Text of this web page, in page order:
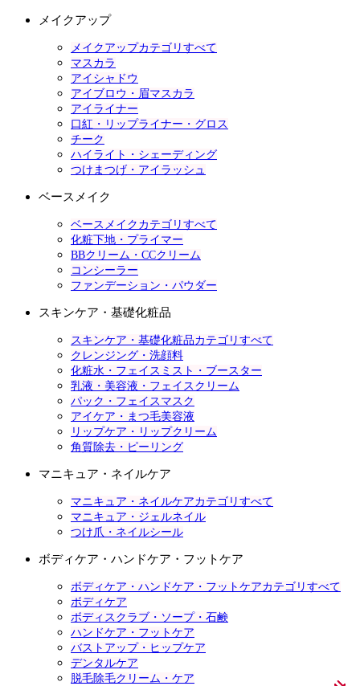
メイクアップ
メイクアップカテゴリすべて
マスカラ
アイシャドウ
アイブロウ・眉マスカラ
アイライナー
口紅・リップライナー・グロス
チーク
ハイライト・シェーディング
つけまつげ・アイラッシュ
ベースメイク
ベースメイクカテゴリすべて
化粧下地・プライマー
BBクリーム・CCクリーム
コンシーラー
ファンデーション・パウダー
スキンケア・基礎化粧品
スキンケア・基礎化粧品カテゴリすべて
クレンジング・洗顔料
化粧水・フェイスミスト・ブースター
乳液・美容液・フェイスクリーム
パック・フェイスマスク
アイケア・まつ毛美容液
リップケア・リップクリーム
角質除去・ピーリング
マニキュア・ネイルケア
マニキュア・ネイルケアカテゴリすべて
マニキュア・ジェルネイル
つけ爪・ネイルシール
ボディケア・ハンドケア・フットケア
ボディケア・ハンドケア・フットケアカテゴリすべて
ボディケア
ボディスクラブ・ソープ・石鹸
ハンドケア・フットケア
バストアップ・ヒップケア
デンタルケア
脱毛除毛クリーム・ケア